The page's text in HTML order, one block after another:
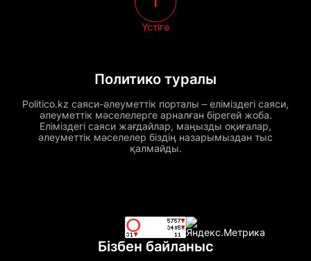
Политико туралы
Politico.kz саяси-әлеуметтік порталы – еліміздегі саяси,
әлеуметтік мәселелерге арналған бірегей жоба.
Еліміздегі саяси жағдайлар, маңызды оқиғалар,
әлеуметтік мәселелер біздің назарымыздан тыс
қалмайды.
Үстіге
Бізбен байланыс